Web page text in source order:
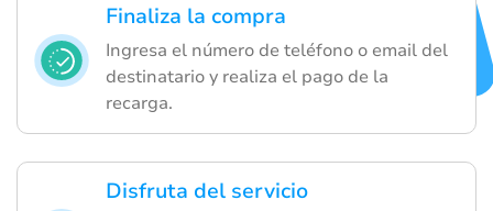
Finaliza la compra
Ingresa el número de teléfono o email del
destinatario y realiza el pago de la
recarga.
Disfruta del servicio